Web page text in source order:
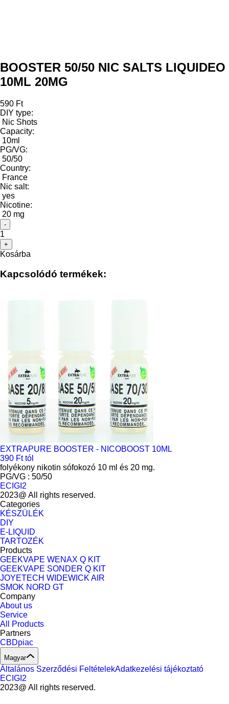
BOOSTER 50/50 NIC SALTS LIQUIDEO
10ML 20MG
590 Ft
DIY type:
Nic Shots
Capacity:
10ml
PG/VG:
50/50
Country:
France
Nic salt:
yes
Nicotine:
20 mg
-
1
+
Kosárba
Kapcsolódó termékek:
EXTRAPURE BOOSTER - NICOBOOST 10ML
390 Ft tól
folyékony nikotin sófokozó 10 ml és 20 mg.
PG/VG : 50/50
ECIGI2
2023@ All rights reserved.
Categories
KÉSZÜLÉK
DIY
E-LIQUID
TARTOZÉK
Products
GEEKVAPE WENAX Q KIT
GEEKVAPE SONDER Q KIT
JOYETECH WIDEWICK AIR
SMOK NORD GT
Company
About us
Service
All Products
Partners
CBDpiac
Magyar
Általános Szerződési FeltételekAdatkezelési tájékoztató
ECIGI2
2023@ All rights reserved.